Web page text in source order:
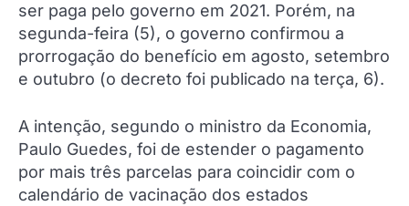
ser paga pelo governo em 2021. Porém, na
segunda-feira (5), o governo confirmou a
prorrogação do benefício em agosto, setembro
e outubro (o decreto foi publicado na terça, 6).
A intenção, segundo o ministro da Economia,
Paulo Guedes, foi de estender o pagamento
por mais três parcelas para coincidir com o
calendário de vacinação dos estados